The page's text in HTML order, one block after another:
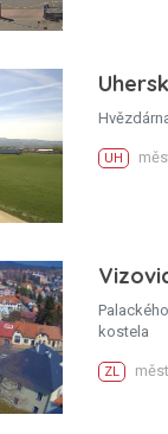
UH
kostela
ZL